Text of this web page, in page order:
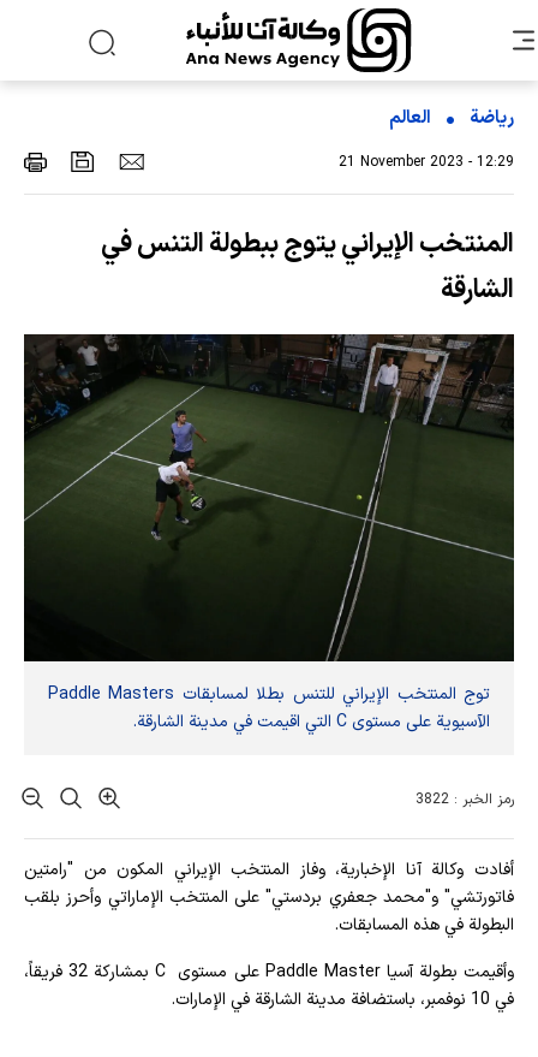
رياضة العالم
21 November 2023 - 12:29
المنتخب الإيراني يتوج ببطولة التنس في
الشارقة
توج المنتخب الإيراني للتنس بطلا لمسابقات Paddle Masters
الآسيوية على مستوى C التي اقيمت في مدينة الشارقة.
رمز الخبر : 3822
أفادت وکالة آنا الإخباریة، وفاز المنتخب الإيراني المكون من "رامتين
فاتورتشي" و"محمد جعفري بردستي" على المنتخب الإماراتي وأحرز بلقب
البطولة في هذه المسابقات.
وأقيمت بطولة آسيا Paddle Master على مستوى C بمشاركة 32 فريقاً،
في 10 نوفمبر، باستضافة مدينة الشارقة في الإمارات.